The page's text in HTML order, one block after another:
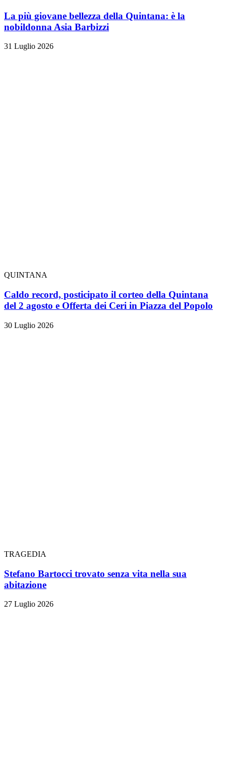
La più giovane bellezza della Quintana: è la
nobildonna Asia Barbizzi
31 Luglio 2026
QUINTANA
Caldo record, posticipato il corteo della Quintana
del 2 agosto e Offerta dei Ceri in Piazza del Popolo
30 Luglio 2026
TRAGEDIA
Stefano Bartocci trovato senza vita nella sua
abitazione
27 Luglio 2026